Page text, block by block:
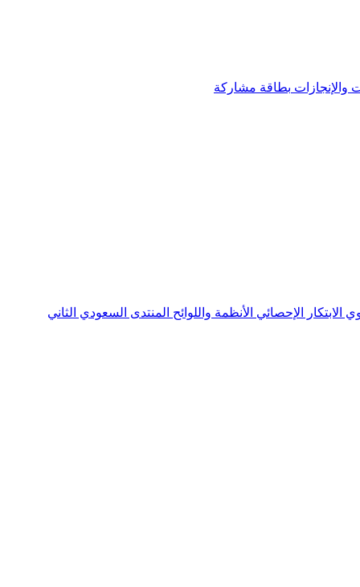
والإنجازات بطاقة مشاركة
الابتكار الإحصائي الأنظمة واللوائح المنتدى السعودي الثاني